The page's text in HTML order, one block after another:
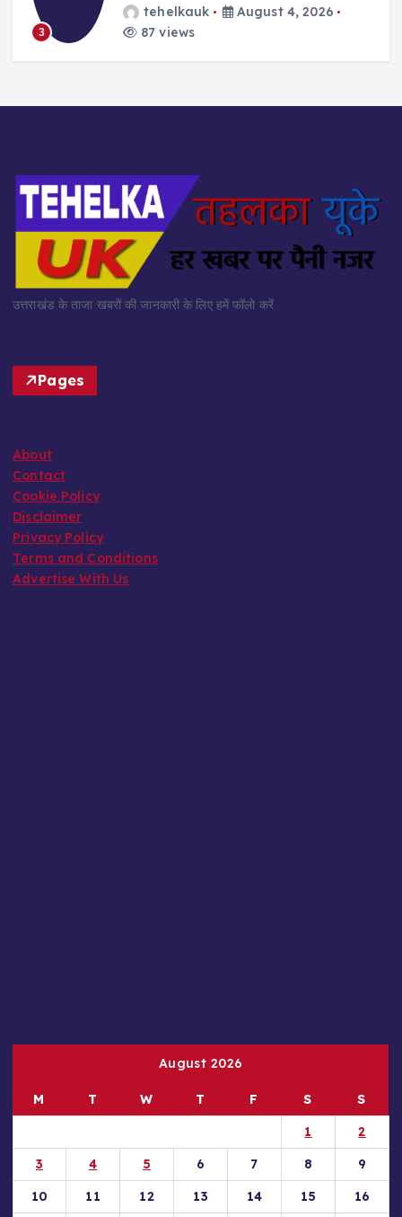
3
tehelkauk
August 4, 2026
87 views
उत्तराखंड के ताजा खबरों की जानकारी के लिए हमें फॉलो करें
Pages
About
Contact
Cookie Policy
Disclaimer
Privacy Policy
Terms and Conditions
Advertise With Us
August 2026
M T W T F S
S
1
2
3
4 5 6 7 8
9
10
11 12 13 14 15 16